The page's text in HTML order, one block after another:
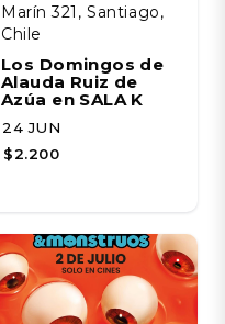
Marín 321, Santiago,
Chile
Los Domingos de
Alauda Ruiz de
Azúa en SALA K
24 JUN
$2.200